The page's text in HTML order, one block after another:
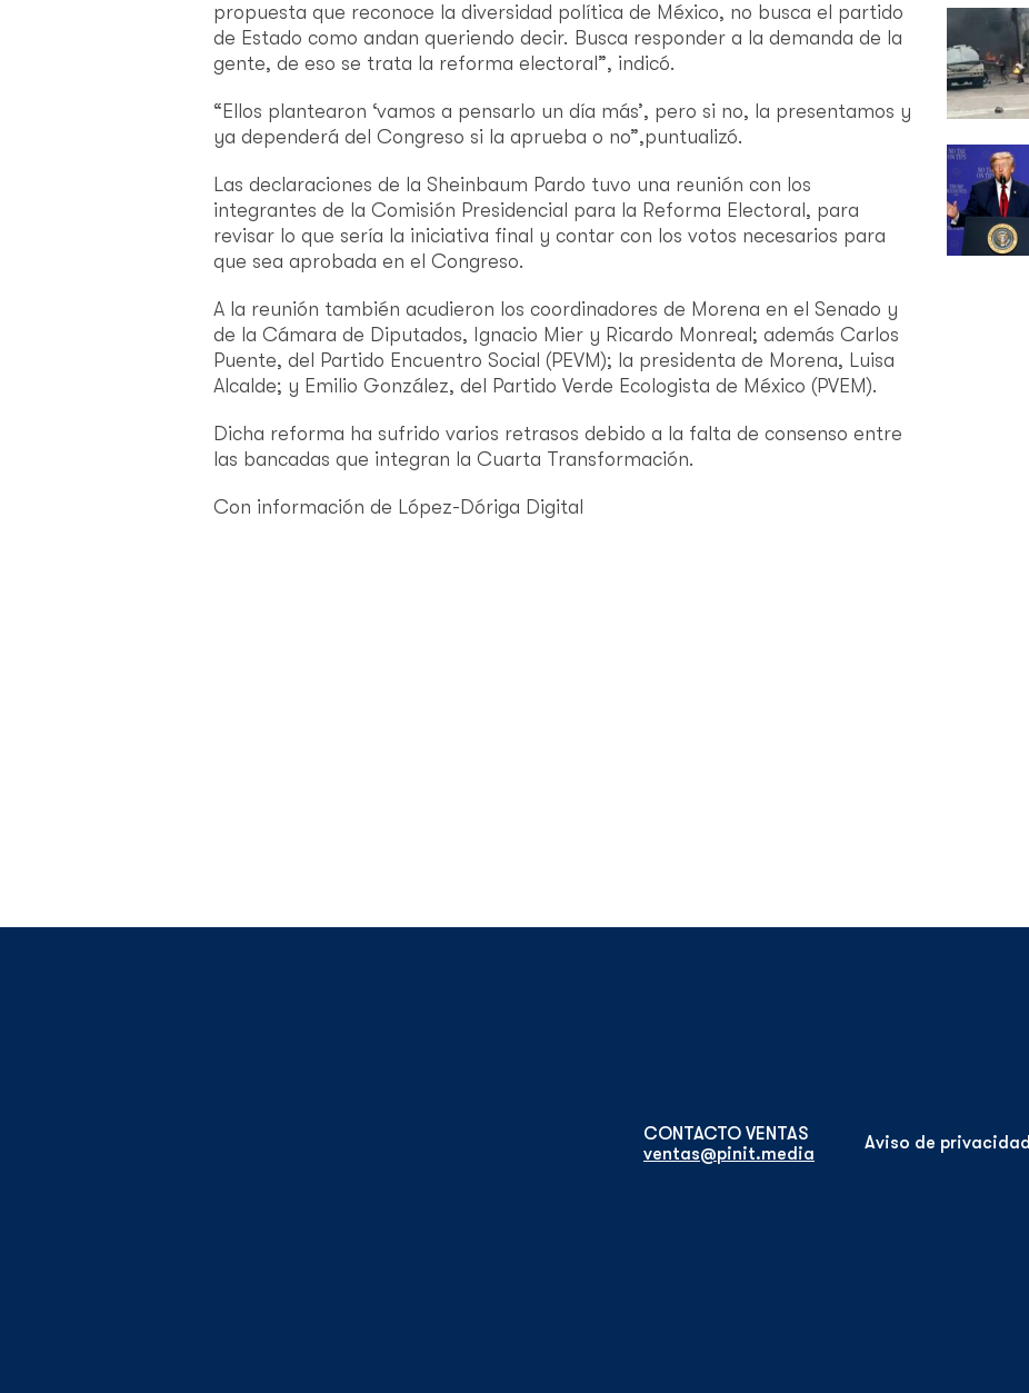
propuesta que reconoce la diversidad política de México, no busca el partido
de Estado como andan queriendo decir. Busca responder a la demanda de la
gente, de eso se trata la reforma electoral”, indicó.
“Ellos plantearon ‘vamos a pensarlo un día más’, pero si no, la presentamos y
ya dependerá del Congreso si la aprueba o no”,puntualizó.
Las declaraciones de la Sheinbaum Pardo tuvo una reunión con los
integrantes de la Comisión Presidencial para la Reforma Electoral, para
revisar lo que sería la iniciativa final y contar con los votos necesarios para
que sea aprobada en el Congreso.
A la reunión también acudieron los coordinadores de Morena en el Senado y
de la Cámara de Diputados, Ignacio Mier y Ricardo Monreal; además Carlos
Puente, del Partido Encuentro Social (PEVM); la presidenta de Morena, Luisa
Alcalde; y Emilio González, del Partido Verde Ecologista de México (PVEM).
Dicha reforma ha sufrido varios retrasos debido a la falta de consenso entre
las bancadas que integran la Cuarta Transformación.
Con información de López-Dóriga Digital
ventas@pinit.media
Aviso de privacidad